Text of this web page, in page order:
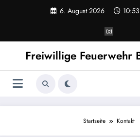
6. August 2026
Freiwillige Feuerwehr
Startseite Kontakt